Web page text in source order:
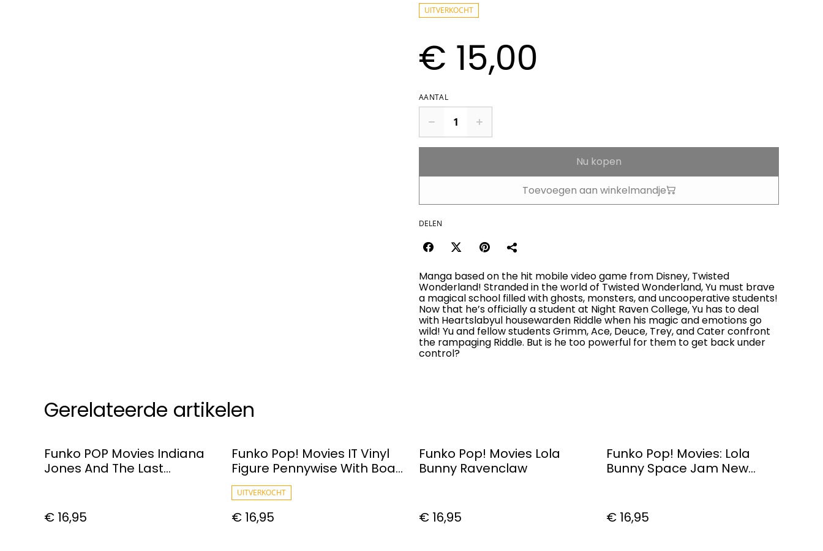
UITVERKOCHT
€ 15,00
AANTAL
Nu kopen
Toevoegen aan winkelmandje
DELEN
Manga based on the hit mobile video game from Disney, Twisted
Wonderland! Stranded in the world of Twisted Wonderland, Yu must brave
a magical school filled with ghosts, monsters, and uncooperative students!
Now that he’s officially a student at Night Raven College, Yu has to deal
with Heartslabyul housewarden Riddle when his magic and emotions go
wild! Yu and fellow students Grimm, Ace, Deuce, Trey, and Cater confront
the rampaging Riddle. But is he too powerful for them to get back under
control?
Gerelateerde artikelen
Funko POP Movies Indiana
Jones And The Last
€ 16,95
Funko Pop! Movies IT Vinyl
Figure Pennywise With Boat
#472
UITVERKOCHT
€ 16,95
Funko Pop! Movies Lola
Bunny Ravenclaw
€ 16,95
Funko Pop! Movies: Lola
Bunny Space Jam New
€ 16,95